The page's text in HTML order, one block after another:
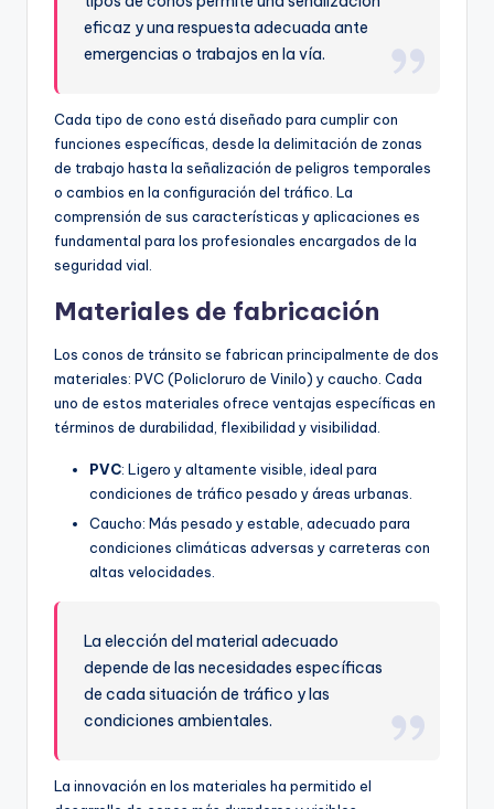
eficaz y una respuesta adecuada ante
emergencias o trabajos en la vía.
Cada tipo de cono está diseñado para cumplir con
funciones específicas, desde la delimitación de zonas
de trabajo hasta la señalización de peligros temporales
o cambios en la configuración del tráfico. La
comprensión de sus características y aplicaciones es
fundamental para los profesionales encargados de la
seguridad vial.
Materiales de fabricación
Los conos de tránsito se fabrican principalmente de dos
materiales: PVC (Policloruro de Vinilo) y caucho. Cada
uno de estos materiales ofrece ventajas específicas en
términos de durabilidad, flexibilidad y visibilidad.
PVC: Ligero y altamente visible, ideal para
condiciones de tráfico pesado y áreas urbanas.
Caucho: Más pesado y estable, adecuado para
condiciones climáticas adversas y carreteras con
altas velocidades.
La elección del material adecuado
depende de las necesidades específicas
de cada situación de tráfico y las
condiciones ambientales.
La innovación en los materiales ha permitido el